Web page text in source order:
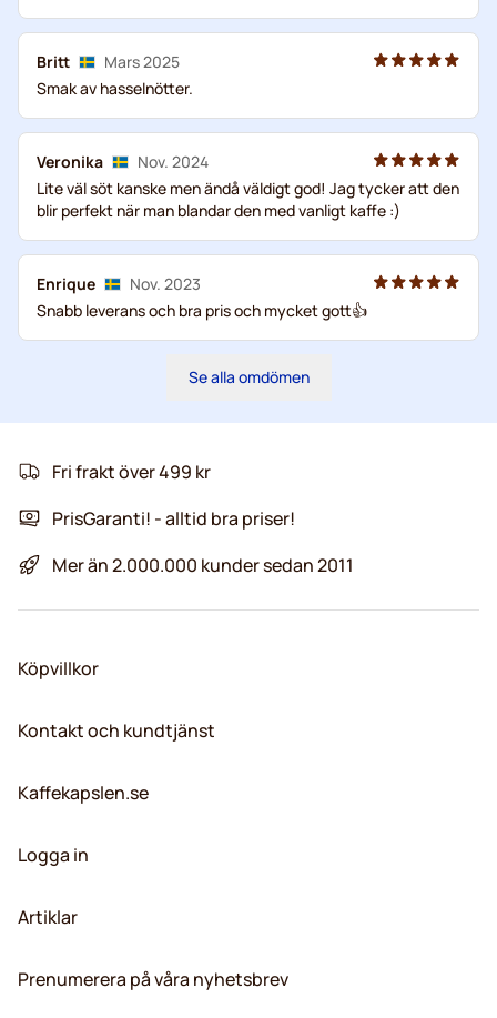
Britt
Mars 2025
Smak av hasselnötter.
Veronika
Nov. 2024
Lite väl söt kanske men ändå väldigt god! Jag tycker att den
blir perfekt när man blandar den med vanligt kaffe :)
Enrique
Nov. 2023
Snabb leverans och bra pris och mycket gott👍
Se alla omdömen
Fri frakt över 499 kr
PrisGaranti! - alltid bra priser!
Mer än 2.000.000 kunder sedan 2011
Köpvillkor
Kontakt och kundtjänst
Kaffekapslen.se
Logga in
Artiklar
Prenumerera på våra nyhetsbrev